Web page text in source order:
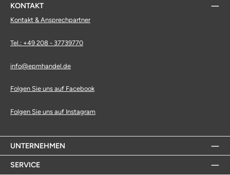
KONTAKT
Kontakt & Ansprechpartner
Tel.: +49 208 - 37739770
info@epmhandel.de
Folgen Sie uns auf Facebook
Folgen Sie uns auf Instagram
UNTERNEHMEN
SERVICE